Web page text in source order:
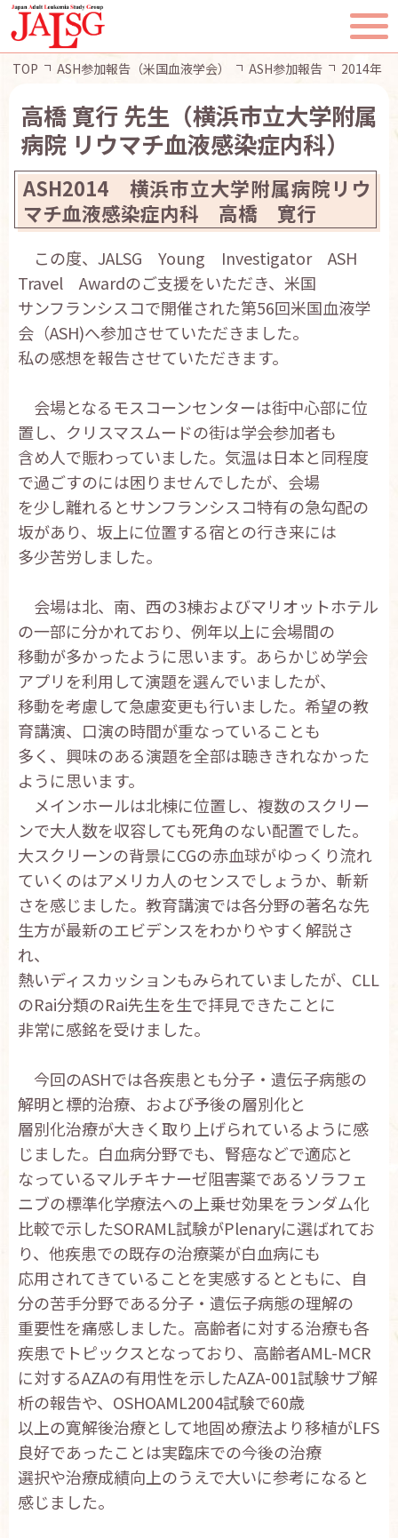
TOP
JALSGとは
活動報告
一般・患者様へ
会員ページ
お問い合わせ
English
TOP ASH参加報告（米国血液学会） ASH参加報告 2014年
高橋 寛行 先生（横浜市立大学附属
病院 リウマチ血液感染症内科）
ASH2014 横浜市立大学附属病院リウ
マチ血液感染症内科 高橋 寛行
この度、JALSG Young Investigator ASH
Travel Awardのご支援をいただき、米国
サンフランシスコで開催された第56回米国血液学
会（ASH)へ参加させていただきました。
私の感想を報告させていただきます。
会場となるモスコーンセンターは街中心部に位
置し、クリスマスムードの街は学会参加者も
含め人で賑わっていました。気温は日本と同程度
で過ごすのには困りませんでしたが、会場
を少し離れるとサンフランシスコ特有の急勾配の
坂があり、坂上に位置する宿との行き来には
多少苦労しました。
会場は北、南、西の3棟およびマリオットホテル
の一部に分かれており、例年以上に会場間の
移動が多かったように思います。あらかじめ学会
アプリを利用して演題を選んでいましたが、
移動を考慮して急慮変更も行いました。希望の教
育講演、口演の時間が重なっていることも
多く、興味のある演題を全部は聴ききれなかった
ように思います。
メインホールは北棟に位置し、複数のスクリー
ンで大人数を収容しても死角のない配置でした。
大スクリーンの背景にCGの赤血球がゆっくり流れ
ていくのはアメリカ人のセンスでしょうか、斬新
さを感じました。教育講演では各分野の著名な先
生方が最新のエビデンスをわかりやすく解説さ
れ、
熱いディスカッションもみられていましたが、CLL
のRai分類のRai先生を生で拝見できたことに
非常に感銘を受けました。
今回のASHでは各疾患とも分子・遺伝子病態の
解明と標的治療、および予後の層別化と
層別化治療が大きく取り上げられているように感
じました。白血病分野でも、腎癌などで適応と
なっているマルチキナーゼ阻害薬であるソラフェ
ニブの標準化学療法への上乗せ効果をランダム化
比較で示したSORAML試験がPlenaryに選ばれてお
り、他疾患での既存の治療薬が白血病にも
応用されてきていることを実感するとともに、自
分の苦手分野である分子・遺伝子病態の理解の
重要性を痛感しました。高齢者に対する治療も各
疾患でトピックスとなっており、高齢者AML-MCR
に対するAZAの有用性を示したAZA-001試験サブ解
析の報告や、OSHOAML2004試験で60歳
以上の寛解後治療として地固め療法より移植がLFS
良好であったことは実臨床での今後の治療
選択や治療成績向上のうえで大いに参考になると
感じました。